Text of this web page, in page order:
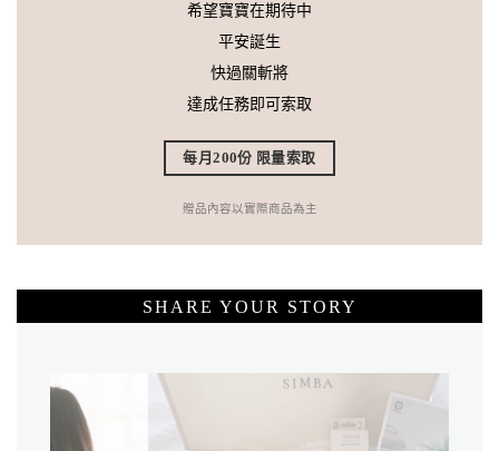
希望寶寶在期待中
平安誕生
快過關斬將
達成任務即可索取
每月200份 限量索取
贈品內容以實際商品為主
SHARE YOUR STORY